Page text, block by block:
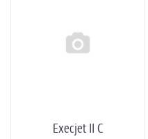
Execjet II C